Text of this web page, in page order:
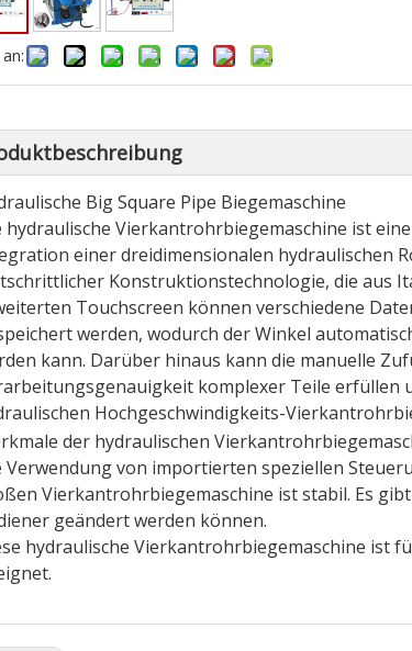
Big Square Pipe Biegemaschine
hydraulische Vierkantrohrbiegemaschine ist
einer dreidimensionalen hydraulischen
Konstruktionstechnologie, die aus
Touchscreen können verschiedene
werden, wodurch der Winkel
kann. Darüber hinaus kann die manuelle
komplexer Teile erfüllen
Hochgeschwindigkeits-
der hydraulischen
Verwendung von importierten speziellen
Vierkantrohrbiegemaschine ist stabil. Es
geändert werden können.
hydraulische Vierkantrohrbiegemaschine ist